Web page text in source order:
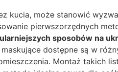
kucia, może stanowić
pierwszorzędnych
sposobów na
dostępne są w
Montaż takich